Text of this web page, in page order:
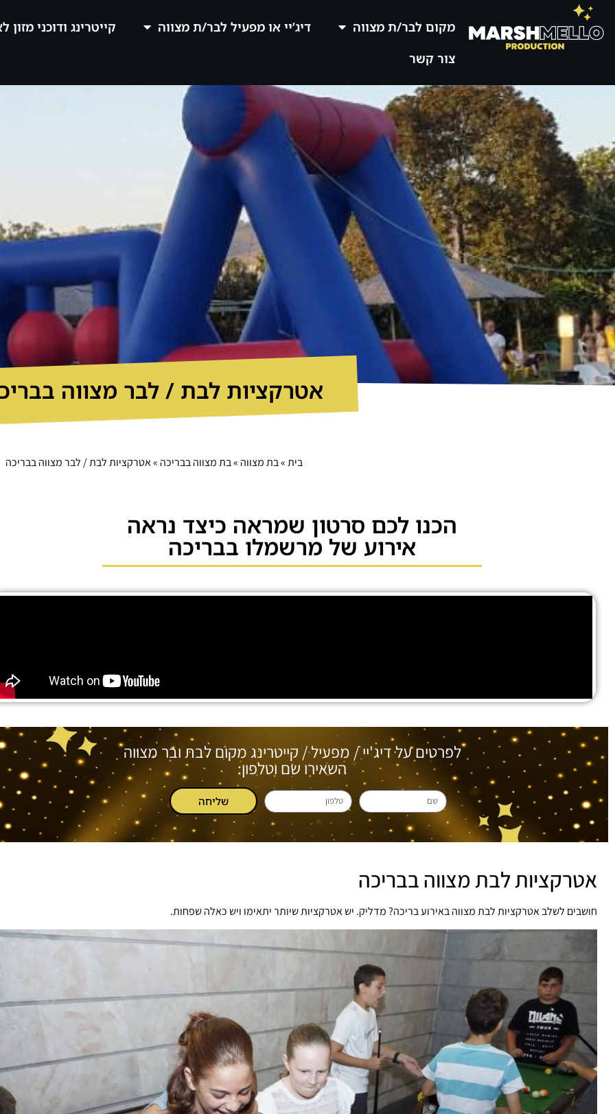
מקום לבר/ת מצווה דיג’יי או מפעיל לבר/ת מצווה קייטרינג ודוכני מזון
צור קשר
אטרקציות לבת / לבר מצווה
בית»בת מצווה »בת מצווה בבריכה »אטרקציות לבת / לבר מצווה בבריכה
הכנו לכם סרטון שמראה כיצד נראה
אירוע של מרשמלו בבריכה
לפרטים על דיג'יי / מפעיל / קייטרינג מקום לבת ובר מצווה
השאירו שם וטלפון:
שליחה
אטרקציות לבת מצווה בבריכה
חושבים לשלב אטרקציות לבת מצווה באירוע בריכה? מדליק. יש אטרקציות שיותר יתאימו ויש כאלה שפחות.